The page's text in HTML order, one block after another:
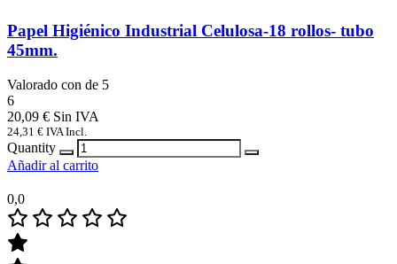
Papel Higiénico Industrial Celulosa-18 rollos- tubo
45mm.
Valorado con de 5
6
20,09 €
24,31 € IVA Incl.
Quantity
Añadir al carrito
0,0